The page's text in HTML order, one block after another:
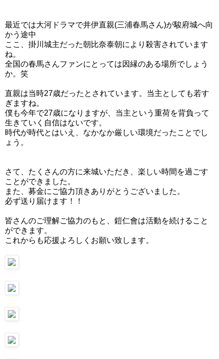
最近では大河ドラマで井伊直親(三浦春馬さん)が駿府城へ向
かう途中
ここ、掛川城主だった朝比奈泰朝により殺害されています
ね。
全国の春馬さんファンにとっては因縁のある場所でしょう
か。笑
直親は当時27歳だったとされています。当主としても若す
ぎますね。
僕も今年で27歳になりますが、当主という重荷を背負って
生きていく自信はないです。
時代が時代とはいえ、なかなか厳しい環境だったことでし
ょう。
さて、たくさんの方に来城いただき、楽しい時間を過ごす
ことができました。
また、募金にご協力頂きありがとうございました。
必ず送り届けます！！
皆さんのご理解ご協力のもと、鎧仁會は活動を続けること
ができます。
これからも応援よろしくお願い致します。